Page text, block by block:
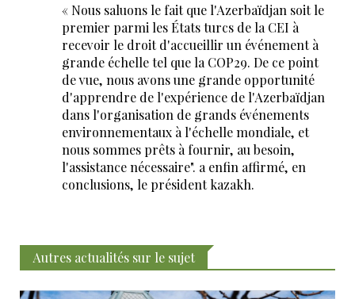
« Nous saluons le fait que l'Azerbaïdjan soit le
premier parmi les États turcs de la CEI à
recevoir le droit d'accueillir un événement à
grande échelle tel que la COP29. De ce point
de vue, nous avons une grande opportunité
d'apprendre de l'expérience de l'Azerbaïdjan
dans l'organisation de grands événements
environnementaux à l'échelle mondiale, et
nous sommes prêts à fournir, au besoin,
l'assistance nécessaire". a enfin affirmé, en
conclusions, le président kazakh.
Autres actualités sur le sujet